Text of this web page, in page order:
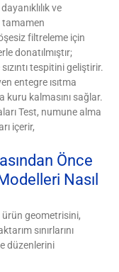
ve
tamamen
filtreleme için
donatılmıştır;
tespitini geliştirir.
entegre ısıtma
kalmasını sağlar.
Test, numune alma
içerir,
Önce
Nasıl
ürün geometrisini,
sınırlarını
düzenlerini